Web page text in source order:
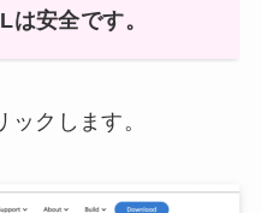
は安全です。
ックします。